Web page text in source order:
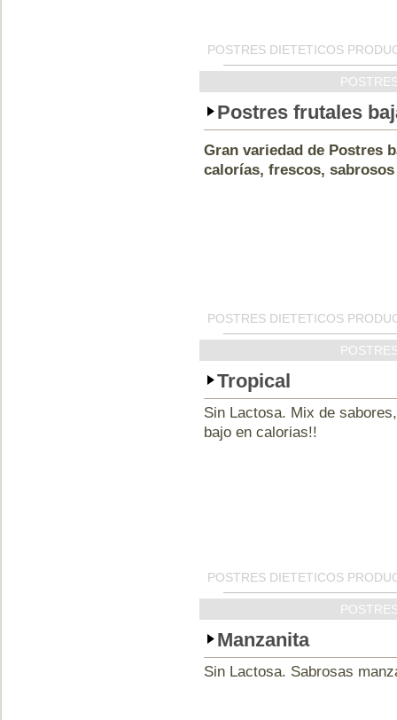
POSTRES DIETETICOS
Postres frutales
Gran variedad de Postres
calorías, frescos,
POSTRES DIETETICOS
Tropical
Sin Lactosa. Mix de
bajo en calorias!!
POSTRES DIETETICOS
Manzanita
Sin Lactosa. Sabrosas